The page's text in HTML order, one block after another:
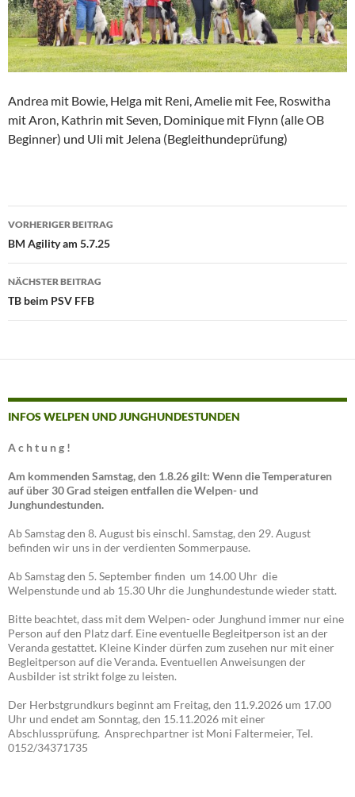
Andrea mit Bowie, Helga mit Reni, Amelie mit Fee, Roswitha
mit Aron, Kathrin mit Seven, Dominique mit Flynn (alle OB
Beginner) und Uli mit Jelena (Begleithundeprüfung)
Beitragsnavigation
VORHERIGER BEITRAG
BM Agility am 5.7.25
NÄCHSTER BEITRAG
TB beim PSV FFB
INFOS WELPEN UND JUNGHUNDESTUNDEN
A c h t u n g !
Am kommenden Samstag, den 1.8.26 gilt: Wenn die Temperaturen
auf über 30 Grad steigen entfallen die Welpen- und
Junghundestunden.
Ab Samstag den 8. August bis einschl. Samstag, den 29. August
befinden wir uns in der verdienten Sommerpause.
Ab Samstag den 5. September finden um 14.00 Uhr die
Welpenstunde und ab 15.30 Uhr die Junghundestunde wieder statt.
Bitte beachtet, dass mit dem Welpen- oder Junghund immer nur eine
Person auf den Platz darf. Eine eventuelle Begleitperson ist an der
Veranda gestattet. Kleine Kinder dürfen zum zusehen nur mit einer
Begleitperson auf die Veranda. Eventuellen Anweisungen der
Ausbilder ist strikt folge zu leisten.
Der Herbstgrundkurs beginnt am Freitag, den 11.9.2026 um 17.00
Uhr und endet am Sonntag, den 15.11.2026 mit einer
Abschlussprüfung. Ansprechpartner ist Moni Faltermeier, Tel.
0152/34371735